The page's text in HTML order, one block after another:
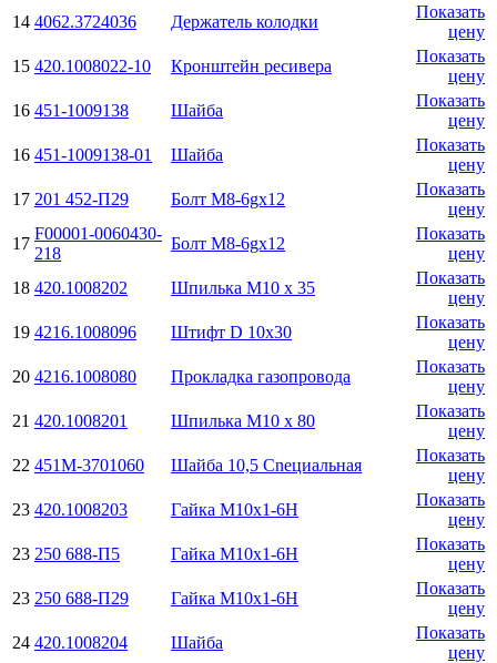
14 4062.3724036 Держатель колодки
Показать
цену
15 420.1008022-10 Кронштейн ресивера
Показать
цену
16 451-1009138 Шайба
Показать
цену
16 451-1009138-01 Шайба
Показать
цену
17 201 452-П29 Болт М8-6gx12
Показать
цену
17
F00001-0060430-
218
Болт М8-6gx12
Показать
цену
18 420.1008202 Шпилька М10 х 35
Показать
цену
19 4216.1008096 Штифт D 10х30
Показать
цену
20 4216.1008080 Прокладка газопровода
Показать
цену
21 420.1008201 Шпилька М10 х 80
Показать
цену
22 451М-3701060 Шайба 10,5 Cnециальная
Показать
цену
23 420.1008203 Гайка М10х1-6H
Показать
цену
23 250 688-П5 Гайка М10х1-6H
Показать
цену
23 250 688-П29 Гайка М10х1-6H
Показать
цену
24 420.1008204 Шайба
Показать
цену